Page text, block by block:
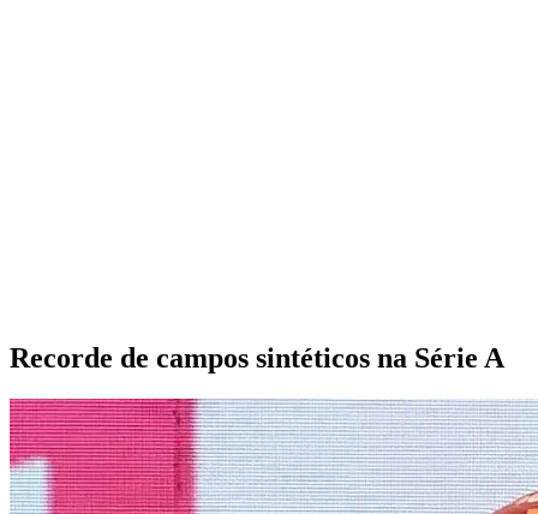
Recorde de campos sintéticos na Série A